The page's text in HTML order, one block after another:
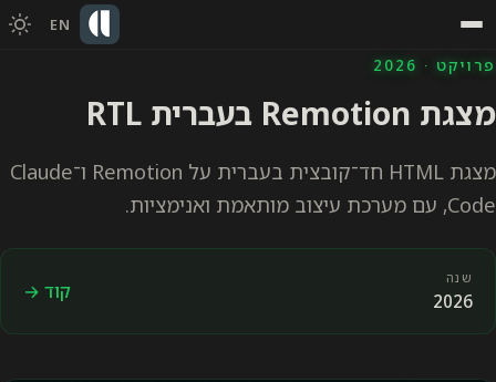
EN
פרויקט · 2026
מצגת Remotion בעברית RTL
מצגת HTML חד־קובצית בעברית על Remotion ו־Claude
Code, עם מערכת עיצוב מותאמת ואנימציות.
שנה
2026 קוד →